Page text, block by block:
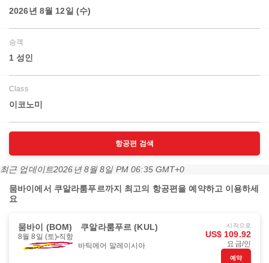
2026년 8월 12일 (수)
승객
1 성인
Class
이코노미
항공편 검색
최근 업데이트2026년 8월 8일 PM 06:35 GMT+0
뭄바이에서 쿠알라룸푸르까지 최고의 항공편을 예약하고 이용하세
요
뭄바이 (BOM) 쿠알라룸푸르 (KUL)
8월 8일 (토) 직항
바틱에어 말레이시아
시작으로
US$ 109.92
요금/인
예약